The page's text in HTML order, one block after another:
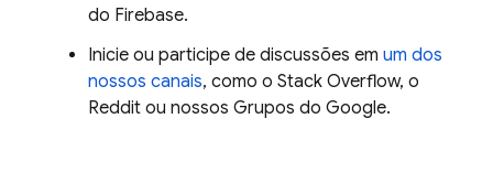
do Firebase.
Inicie ou participe de discussões em um dos
nossos canais, como o Stack Overflow, o
Reddit ou nossos Grupos do Google.